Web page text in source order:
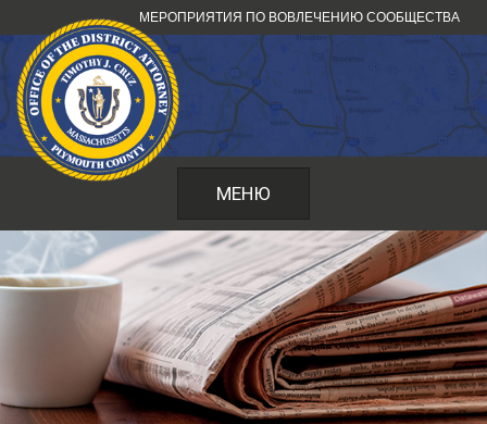
к
содержанию
МЕРОПРИЯТИЯ ПО ВОВЛЕЧЕНИЮ СООБЩЕСТВА
МЕНЮ